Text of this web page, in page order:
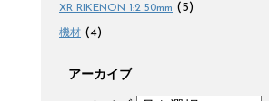
XR RIKENON 1:2 50mm (5)
機材 (4)
アーカイブ